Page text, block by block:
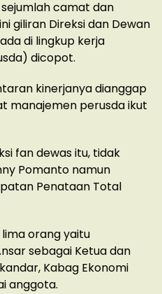
camat dan
giliran Direksi dan Dewan
di lingkup kerja
dicopot.
kinerjanya dianggap
manajemen perusda ikut
fan dewas itu, tidak
Pomanto namun
Penataan Total
orang yaitu
sebagai Ketua dan
Kabag Ekonomi
anggota.